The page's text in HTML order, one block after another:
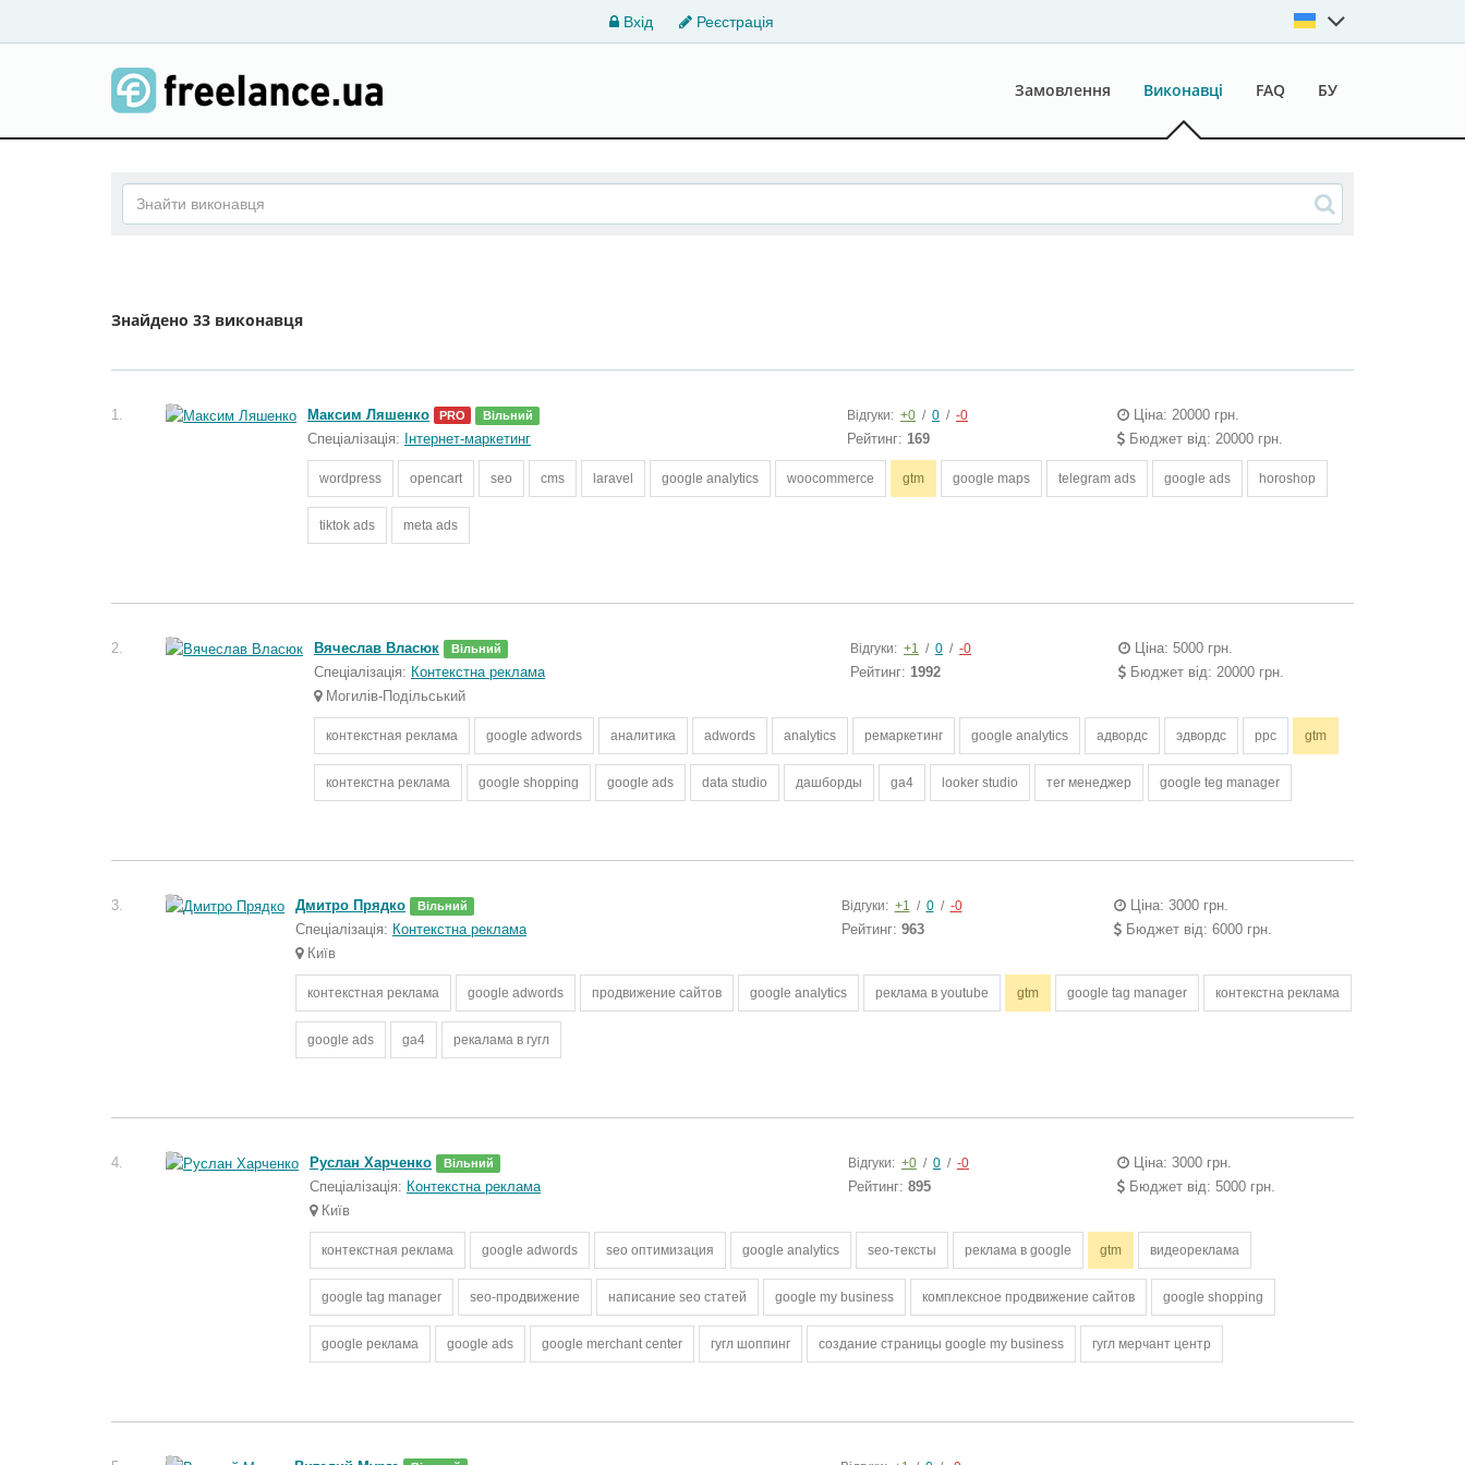
Вхід Реєстрація
Замовлення Виконавці FAQ БУ
Знайдено 33 виконавця
1. Максим Ляшенко PRO Вільний
Спеціалізація: Інтернет-маркетинг
Відгуки: +0 / 0 / -0
Рейтинг: 169
Ціна: 20000 грн.
Бюджет від: 20000 грн.
wordpress opencart seo cms laravel google analytics woocommerce gtm google maps telegram ads google ads horoshop
tiktok ads meta ads
2. Вячеслав Власюк Вільний
Спеціалізація: Контекстна реклама
Могилів-Подільський
Відгуки: +1 / 0 / -0
Рейтинг: 1992
Ціна: 5000 грн.
Бюджет від: 20000 грн.
контекстная реклама google adwords аналитика adwords analytics ремаркетинг google analytics адвордс эдвордс ppc gtm
контекстна реклама google shopping google ads data studio дашборды ga4 looker studio тег менеджер google teg manager
3. Дмитро Прядко Вільний
Спеціалізація: Контекстна реклама
Київ
Відгуки: +1 / 0 / -0
Рейтинг: 963
Ціна: 3000 грн.
Бюджет від: 6000 грн.
контекстная реклама google adwords продвижение сайтов google analytics реклама в youtube gtm google tag manager контекстна реклама
google ads ga4 рекалама в гугл
4. Руслан Харченко Вільний
Спеціалізація: Контекстна реклама
Київ
Відгуки: +0 / 0 / -0
Рейтинг: 895
Ціна: 3000 грн.
Бюджет від: 5000 грн.
контекстная реклама google adwords seo оптимизация google analytics seo-тексты реклама в google gtm видеореклама
google tag manager seo-продвижение написание seo статей google my business комплексное продвижение сайтов google shopping
google реклама google ads google merchant center гугл шоппинг создание страницы google my business гугл мерчант центр